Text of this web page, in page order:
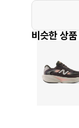
비슷한 상품